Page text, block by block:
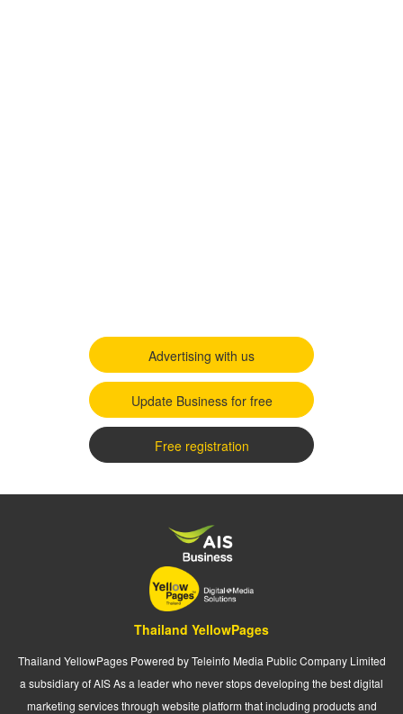
Advertising with us
Update Business for free
Free registration
Thailand YellowPages
Thailand YellowPages Powered by Teleinfo Media Public Company Limited
a subsidiary of AIS As a leader who never stops developing the best digital
marketing services through website platform that including products and